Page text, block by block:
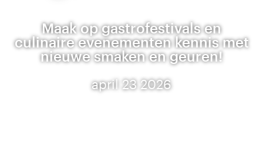
Maak op gastrofestivals en
culinaire evenementen kennis met
nieuwe smaken en geuren!
april 23 2026